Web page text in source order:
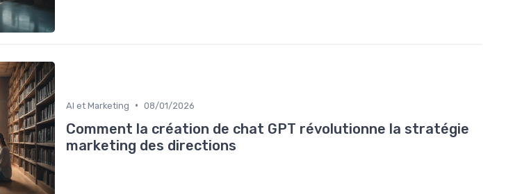
AI et Marketing • 08/01/2026
Comment la création de chat GPT révolutionne la stratégie
marketing des directions